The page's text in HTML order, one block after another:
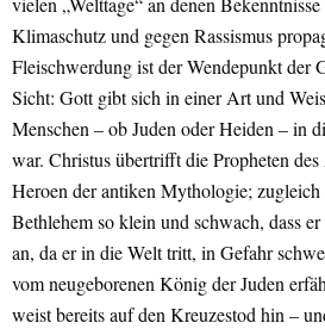
Klimaschutz und gegen Rassismus
Fleischwerdung ist der Wendepunkt der
Sicht: Gott gibt sich in einer Art und
Menschen – ob Juden oder Heiden – in
war. Christus übertrifft die Propheten
Heroen der antiken Mythologie;
Bethlehem so klein und schwach, dass
an, da er in die Welt tritt, in Gefahr
vom neugeborenen König der Juden
weist bereits auf den Kreuzestod hin –